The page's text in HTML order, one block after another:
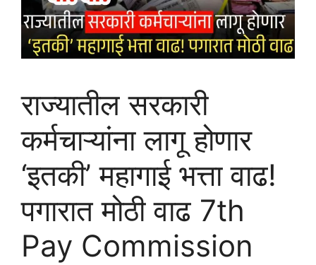
राज्यातील सरकारी
कर्मचाऱ्यांना लागू होणार
‘इतकी’ महागाई भत्ता वाढ!
पगारात मोठी वाढ 7th
Pay Commission